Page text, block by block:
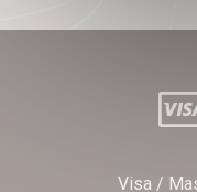
Visa /